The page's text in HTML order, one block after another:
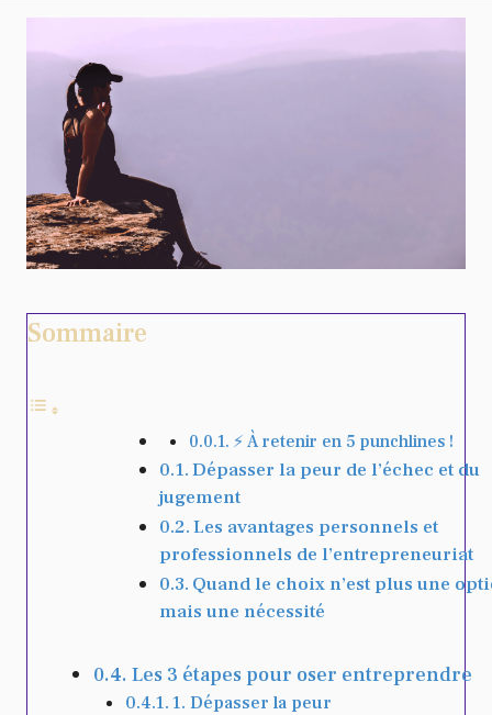
Sommaire
⚡ À retenir en 5 punchlines !
Dépasser la peur de l’échec et du
jugement
Les avantages personnels et
professionnels de l’entrepreneuriat
Quand le choix n’est plus une
mais une nécessité
Les 3 étapes pour oser entreprendre
1. Dépasser la peur